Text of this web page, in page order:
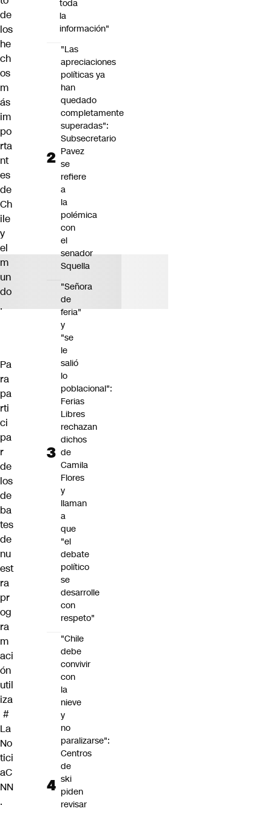
de
los
he
ch
os
m
ás
im
po
rta
nt
es
de
Ch
ile
y
el
m
un
do
.
Pa
ra
pa
rti
ci
pa
r
de
los
de
ba
tes
de
nu
est
ra
pr
og
ra
m
aci
ón
util
iza
#
La
No
tici
aC
NN
.
toda
la
información"
"Las
apreciaciones
políticas ya
han
quedado
completamente
superadas":
Subsecretario
Pavez
se
refiere
a
la
polémica
con
el
senador
Squella
"Señora
de
feria"
y
"se
le
salió
lo
poblacional":
Ferias
Libres
rechazan
dichos
de
Camila
Flores
y
llaman
a
que
"el
debate
político
se
desarrolle
con
respeto"
"Chile
debe
convivir
con
la
nieve
y
no
paralizarse":
Centros
de
ski
piden
revisar